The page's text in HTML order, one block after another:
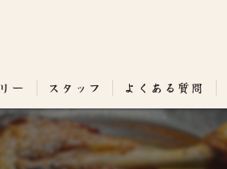
ー スタッフ よくある質問